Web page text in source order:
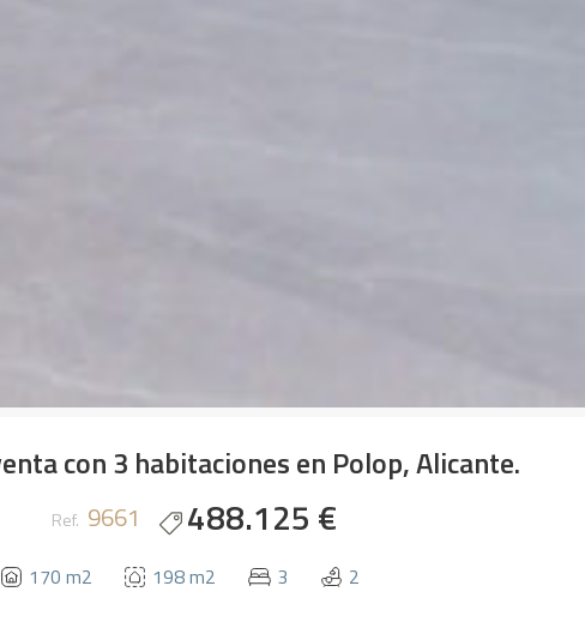
con 3 habitaciones en Polop, Alicante.
Ref. 9661 488.125 €
170 m2 198 m2 3 2